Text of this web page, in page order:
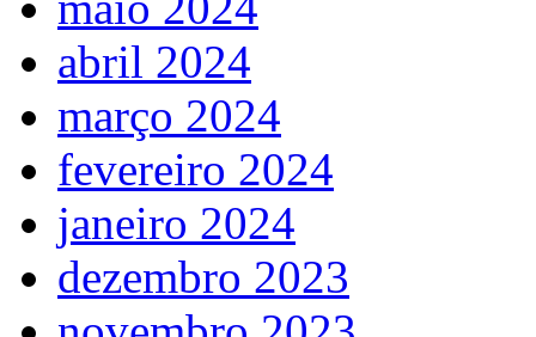
abril 2024
março 2024
fevereiro 2024
janeiro 2024
dezembro 2023